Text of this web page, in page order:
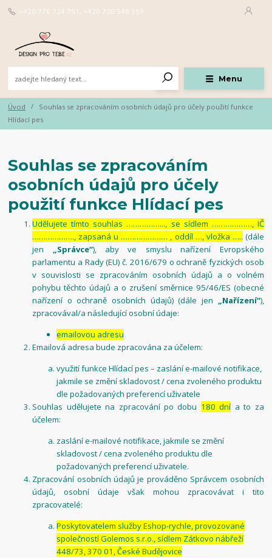
Menu
+420 776 724 751, +420 730 548 559
Úvod
Souhlas se zpracováním osobních údajů pro účely použití funkce
Hlídací pes
Souhlas se zpracováním
osobních údajů pro účely
použití funkce Hlídací pes
Udělujete tímto souhlas ……………..., se sídlem ………………, IČ
………………., zapsaná u ………………… , oddíl …, vložka ….. (dále
jen „Správce“), aby ve smyslu nařízení Evropského
parlamentu a Rady (EU) č. 2016/679 o ochraně fyzických osob
v souvislosti se zpracováním osobních údajů a o volném
pohybu těchto údajů a o zrušení směrnice 95/46/ES (obecné
nařízení o ochraně osobních údajů) (dále jen „Nařízení“),
zpracovával/a následující osobní údaje:
emailovou adresu
Emailová adresa bude zpracována za účelem:
využití funkce Hlídací pes – zaslání e-mailové notifikace,
jakmile se změní skladovost / cena zvoleného produktu
dle požadovaných preferencí uživatele
Souhlas udělujete na zpracování po dobu 180 dní a to za
účelem:
zaslání e-mailové notifikace, jakmile se změní
skladovost / cena zvoleného produktu dle
požadovaných preferencí uživatele.
Zpracování osobních údajů je prováděno Správcem osobních
údajů, osobní údaje však mohou zpracovávat i tito
zpracovatelé:
Poskytovatelem služby Eshop-rychle, provozované
společností Golemos s.r.o., sídlem Zátkovo nábřeží
448/73, 370 01, České Budějovice